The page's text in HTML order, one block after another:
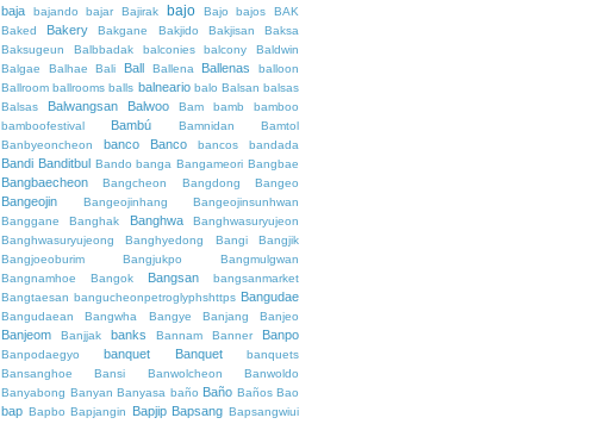
baja
bajando bajar Bajirak bajo Bajo bajos
BAK
Baked
Bakery Bakgane Bakjido Bakjisan
Baksa
Baksugeun
Balbbadak balconies balcony
Baldwin
Balgae
Balhae Bali Ball Ballena Ballenas
balloon
Ballroom ballrooms balls balneario balo Balsan balsas
Balsas
Balwangsan Balwoo Bam bamb
bamboo
bamboofestival
Bambú Bamnidan
Bamtol
Banbyeoncheon
banco Banco bancos bandada
Bandi Banditbul Bando banga Bangameori Bangbae
Bangbaecheon Bangcheon Bangdong Bangeo
Bangeojin Bangeojinhang
Bangeojinsunhwan
Banggane
Banghak Banghwa
Banghwasuryujeon
Banghwasuryujeong
Banghyedong Bangi
Bangjik
Bangjoeoburim
Bangjukpo
Bangmulgwan
Bangnamhoe
Bangok Bangsan
bangsanmarket
Bangtaesan bangucheonpetroglyphshttps Bangudae
Bangudaean Bangwha Bangye Banjang Banjeo
Banjeom Banjjak banks Bannam Banner Banpo
Banpodaegyo banquet Banquet
banquets
Bansanghoe
Bansi Banwolcheon
Banwoldo
Banyabong Banyan Banyasa baño Baño Baños Bao
bap Bapbo Bapjangin Bapjip Bapsang Bapsangwiui